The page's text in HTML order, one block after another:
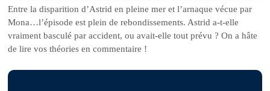
Entre la disparition d’Astrid en pleine mer et l’arnaque vécue par
Mona…l’épisode est plein de rebondissements. Astrid a-t-elle
vraiment basculé par accident, ou avait-elle tout prévu ? On a hâte
de lire vos théories en commentaire !